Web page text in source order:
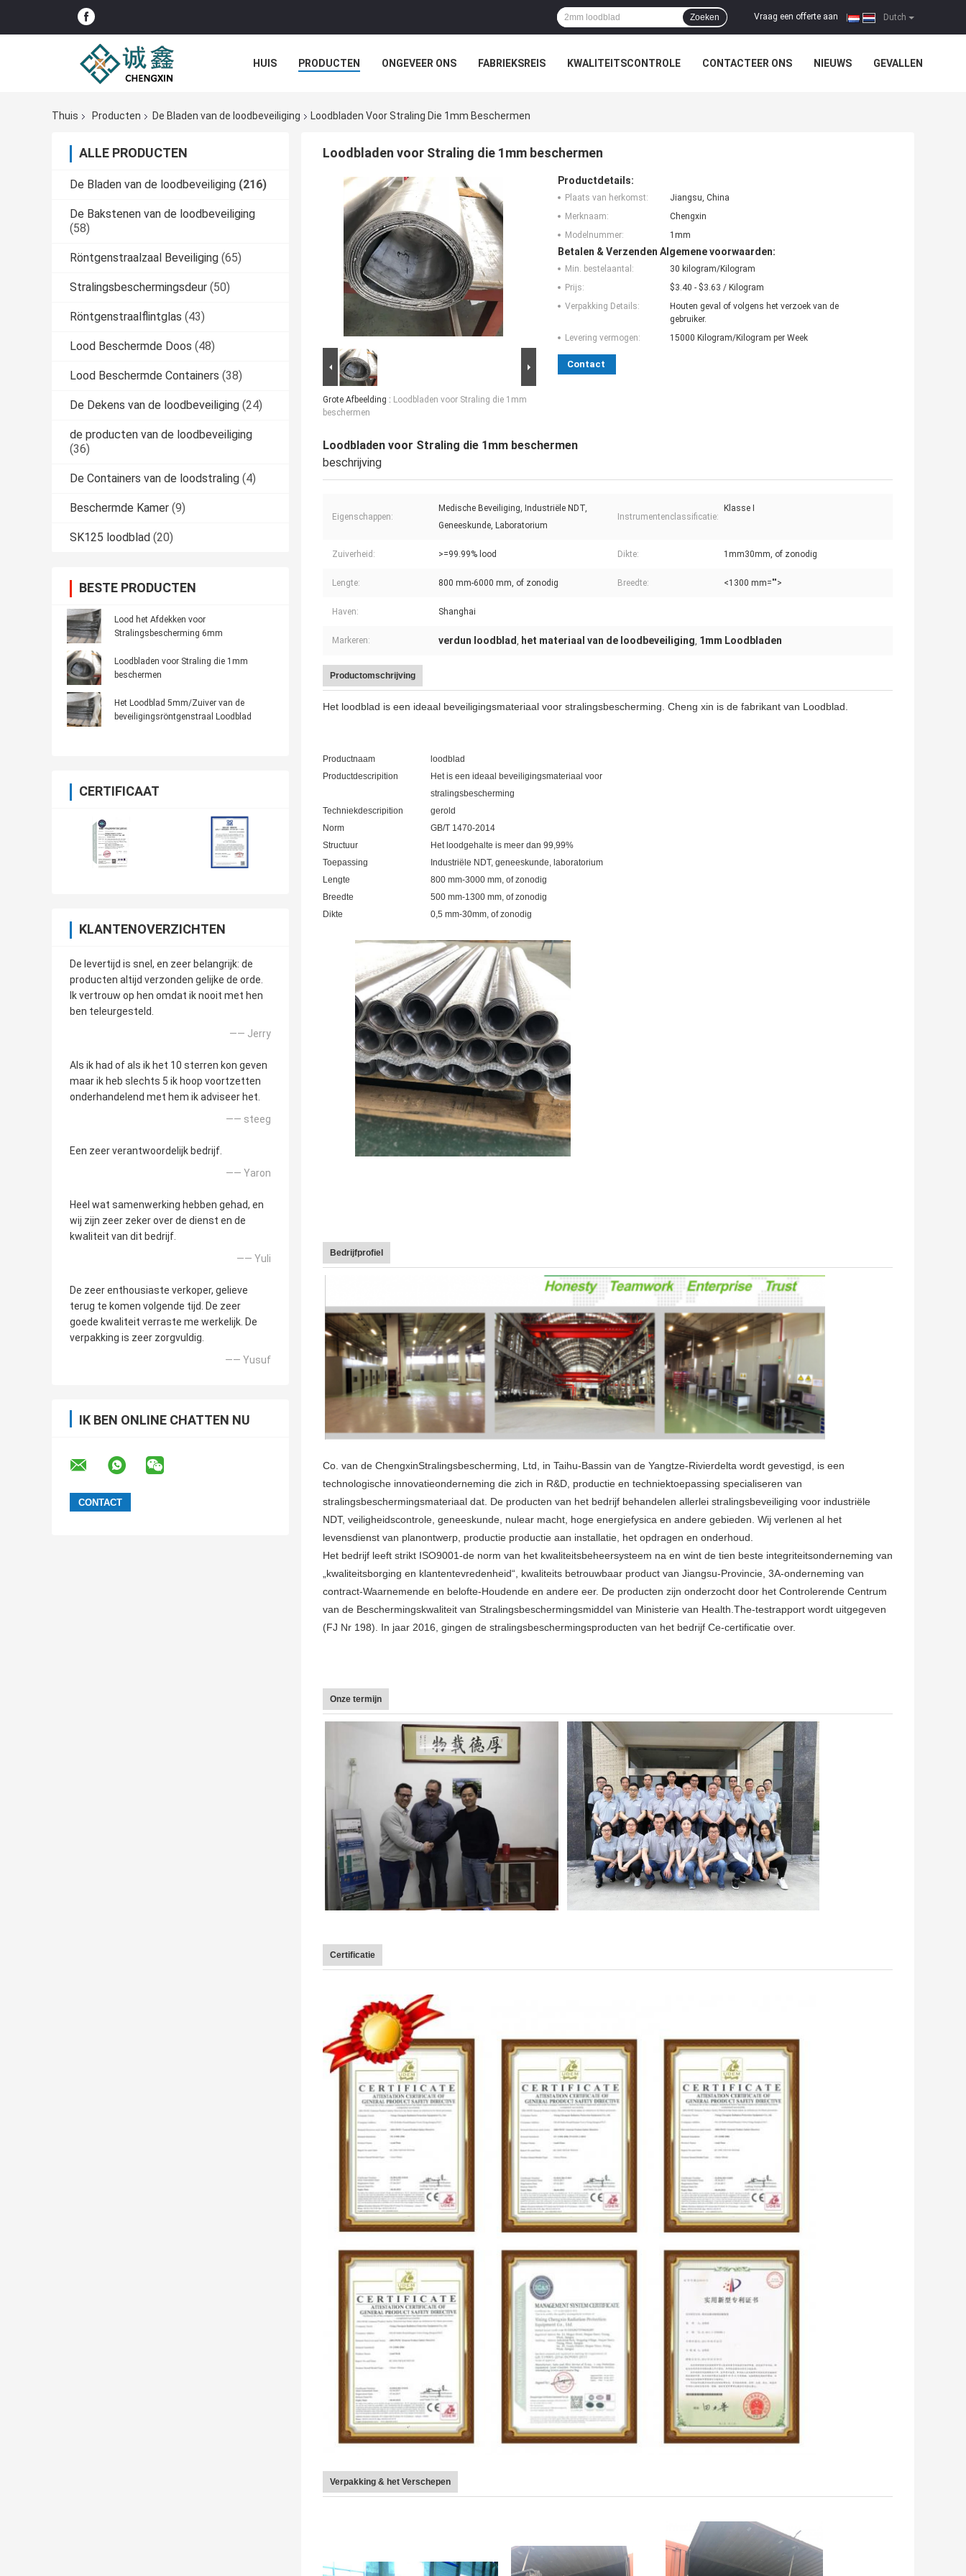
Dutch
Vraag een offerte aan
Zoeken
HUIS PRODUCTEN ONGEVEER ONS FABRIEKSREIS KWALITEITSCONTROLE CONTACTEER ONS NIEUWS GEVALLEN
Thuis Producten De Bladen van de loodbeveiliging Loodbladen Voor Straling Die 1mm Beschermen
ALLE PRODUCTEN
De Bladen van de loodbeveiliging (216)
De Bakstenen van de loodbeveiliging
(58)
Röntgenstraalzaal Beveiliging (65)
Stralingsbeschermingsdeur (50)
Röntgenstraalflintglas (43)
Lood Beschermde Doos (48)
Lood Beschermde Containers (38)
De Dekens van de loodbeveiliging (24)
de producten van de loodbeveiliging
(36)
De Containers van de loodstraling (4)
Beschermde Kamer (9)
SK125 loodblad (20)
BESTE PRODUCTEN
Lood het Afdekken voor
Stralingsbescherming 6mm
Loodbladen voor Straling die 1mm
beschermen
Het Loodblad 5mm/Zuiver van de
beveiligingsröntgenstraal Loodblad
CERTIFICAAT
KLANTENOVERZICHTEN
De levertijd is snel, en zeer belangrijk: de
producten altijd verzonden gelijke de orde.
Ik vertrouw op hen omdat ik nooit met hen
ben teleurgesteld.
—— Jerry
Als ik had of als ik het 10 sterren kon geven
maar ik heb slechts 5 ik hoop voortzetten
onderhandelend met hem ik adviseer het.
—— steeg
Een zeer verantwoordelijk bedrijf.
—— Yaron
Heel wat samenwerking hebben gehad, en
wij zijn zeer zeker over de dienst en de
kwaliteit van dit bedrijf.
—— Yuli
De zeer enthousiaste verkoper, gelieve
terug te komen volgende tijd. De zeer
goede kwaliteit verraste me werkelijk. De
verpakking is zeer zorgvuldig.
—— Yusuf
IK BEN ONLINE CHATTEN NU
Loodbladen voor Straling die 1mm beschermen
Grote Afbeelding : Loodbladen voor Straling die 1mm
beschermen
Productdetails:
Plaats van herkomst:
Jiangsu, China
Merknaam:
Chengxin
Modelnummer:
1mm
Betalen & Verzenden Algemene voorwaarden:
Min. bestelaantal:
30 kilogram/Kilogram
Prijs:
$3.40 - $3.63 / Kilogram
Verpakking Details:
Houten geval of volgens het verzoek van de
gebruiker.
Levering vermogen:
15000 Kilogram/Kilogram per Week
Contact
Loodbladen voor Straling die 1mm beschermen
beschrijving
Eigenschappen:
Medische Beveiliging, Industriële NDT,
Geneeskunde, Laboratorium
Instrumentenclassificatie:
Klasse I
Zuiverheid: >=99.99% lood Dikte: 1mm30mm, of zonodig
Lengte: 800 mm-6000 mm, of zonodig Breedte: <1300 mm="">
Haven: Shanghai
Markeren: verdun loodblad, het materiaal van de loodbeveiliging, 1mm Loodbladen
Productomschrijving
Het loodblad is een ideaal beveiligingsmateriaal voor stralingsbescherming. Cheng xin is de fabrikant van Loodblad.
Productnaam
loodblad
Productdescripition
Het is een ideaal beveiligingsmateriaal voor
stralingsbescherming
Techniekdescripition
gerold
Norm
GB/T 1470-2014
Structuur
Het loodgehalte is meer dan 99,99%
Toepassing
Industriële NDT, geneeskunde, laboratorium
Lengte
800 mm-3000 mm, of zonodig
Breedte
500 mm-1300 mm, of zonodig
Dikte
0,5 mm-30mm, of zonodig
Bedrijfprofiel
Co. van de ChengxinStralingsbescherming, Ltd, in Taihu-Bassin van de Yangtze-Rivierdelta wordt gevestigd, is een
technologische innovatieonderneming die zich in R&D, productie en techniektoepassing specialiseren van
stralingsbeschermingsmateriaal dat. De producten van het bedrijf behandelen allerlei stralingsbeveiliging voor industriële
NDT, veiligheidscontrole, geneeskunde, nulear macht, hoge energiefysica en andere gebieden. Wij verlenen al het
levensdienst van planontwerp, productie productie aan installatie, het opdragen en onderhoud.
Het bedrijf leeft strikt ISO9001-de norm van het kwaliteitsbeheersysteem na en wint de tien beste integriteitsonderneming van
„kwaliteitsborging en klantentevredenheid“, kwaliteits betrouwbaar product van Jiangsu-Provincie, 3A-onderneming van
contract-Waarnemende en belofte-Houdende en andere eer. De producten zijn onderzocht door het Controlerende Centrum
van de Beschermingskwaliteit van Stralingsbeschermingsmiddel van Ministerie van Health.The-testrapport wordt uitgegeven
(FJ Nr 198). In jaar 2016, gingen de stralingsbeschermingsproducten van het bedrijf Ce-certificatie over.
Onze termijn
Certificatie
Verpakking & het Verschepen